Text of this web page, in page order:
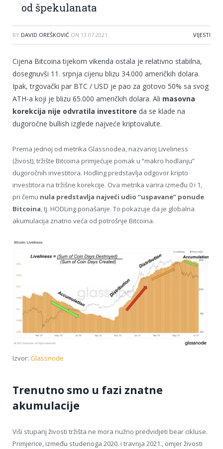
od špekulanata
BY DAVID OREŠKOVIĆ ON 13.07.2021 VIJESTI
Cijena Bitcoina tijekom vikenda ostala je relativno stabilna,
dosegnuvši 11. srpnja cijenu blizu 34.000 američkih dolara.
Ipak, trgovački par BTC / USD je pao za gotovo 50% sa svog
ATH-a koji je blizu 65.000 američkih dolara. Ali masovna
korekcija nije odvratila investitore da se klade na
dugoročne bullish izglede najveće kriptovalute.
Prema jednoj od metrika Glassnodea, nazvanoj Liveliness
(živost), tržište Bitcoina primjećuje pomak u “makro hodlanju”
dugoročnih investitora. Hodling predstavlja odgovor kripto
investitora na tržišne korekcije. Ova metrika varira između 0 i 1,
pri čemu nula predstavlja najveći udio “uspavane” ponude
Bitcoina, tj. HODLing ponašanje. To pokazuje da je globalna
akumulacija znatno veća od potrošnje Bitcoina.
Izvor: Glassnode
Trenutno smo u fazi znatne
akumulacije
Viši stupanj živosti tržišta ne mora nužno predvidjeti bear cikluse.
Primjerice, između studenoga 2020. i travnja 2021., omjer živosti